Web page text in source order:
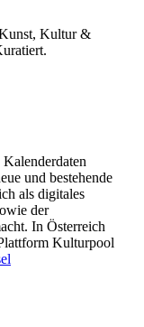
Filmen,
Der Lange
Fragmente
werden.
Brati?
Prastalo (“Wir,
GastarbeiterInnen
Kultur &
und bestehende
als digitales
der
In Österreich
Kulturpool